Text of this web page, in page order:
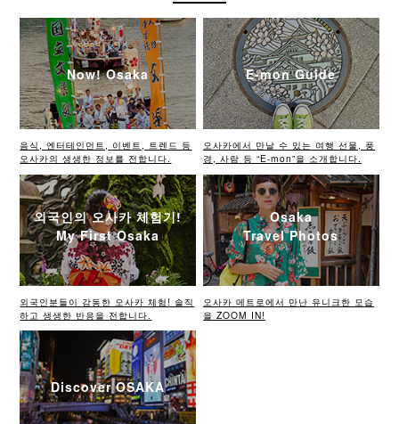
Now! Osaka
음식, 엔터테인먼트, 이벤트, 트렌드 등
오사카의 생생한 정보를 전합니다.
E-mon Guide
오사카에서 만날 수 있는 여행 선물, 풍
경, 사람 등 “E-mon”을 소개합니다.
외국인의 오사카 체험기!
My First Osaka
외국인분들이 감동한 오사카 체험! 솔직
하고 생생한 반응을 전합니다.
Osaka
Travel Photos
오사카 메트로에서 만난 유니크한 모습
을 ZOOM IN!
Discover OSAKA